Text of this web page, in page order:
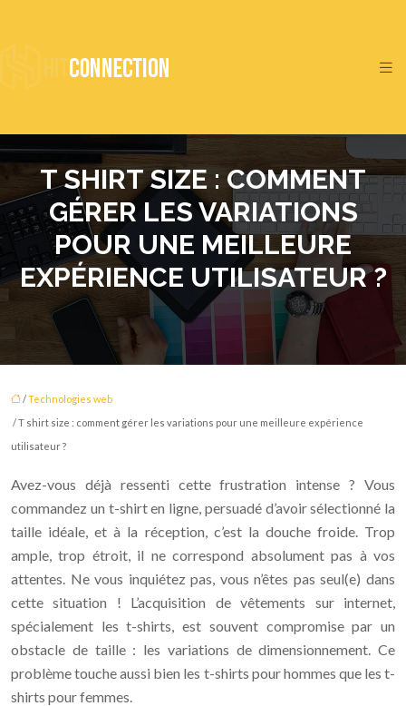
T SHIRT SIZE : COMMENT
GÉRER LES VARIATIONS
POUR UNE MEILLEURE
EXPÉRIENCE UTILISATEUR ?
/Technologies web
/ T shirt size : comment gérer les variations pour une meilleure expérience
utilisateur ?
Avez-vous déjà ressenti cette frustration intense ? Vous
commandez un t-shirt en ligne, persuadé d’avoir sélectionné la
taille idéale, et à la réception, c’est la douche froide. Trop
ample, trop étroit, il ne correspond absolument pas à vos
attentes. Ne vous inquiétez pas, vous n’êtes pas seul(e) dans
cette situation ! L’acquisition de vêtements sur internet,
spécialement les t-shirts, est souvent compromise par un
obstacle de taille : les variations de dimensionnement. Ce
problème touche aussi bien les t-shirts pour hommes que les t-
shirts pour femmes.